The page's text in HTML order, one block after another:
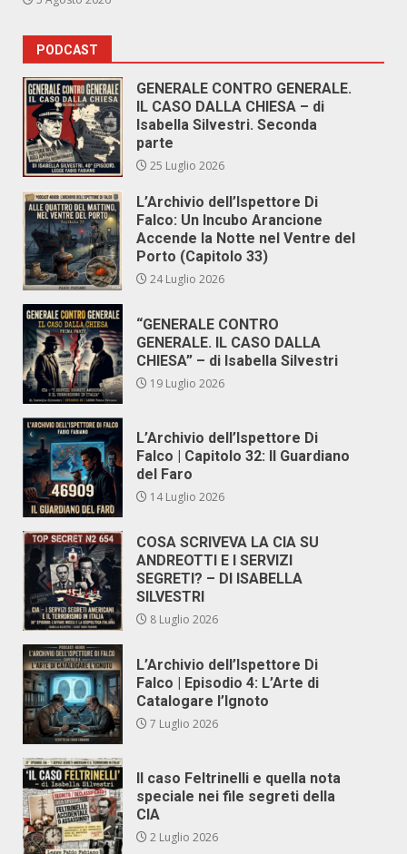
PODCAST
GENERALE CONTRO GENERALE.
IL CASO DALLA CHIESA – di
Isabella Silvestri. Seconda
parte
25 Luglio 2026
L’Archivio dell’Ispettore Di
Falco: Un Incubo Arancione
Accende la Notte nel Ventre del
Porto (Capitolo 33)
24 Luglio 2026
“GENERALE CONTRO
GENERALE. IL CASO DALLA
CHIESA” – di Isabella Silvestri
19 Luglio 2026
L’Archivio dell’Ispettore Di
Falco | Capitolo 32: Il Guardiano
del Faro
14 Luglio 2026
COSA SCRIVEVA LA CIA SU
ANDREOTTI E I SERVIZI
SEGRETI? – DI ISABELLA
SILVESTRI
8 Luglio 2026
L’Archivio dell’Ispettore Di
Falco | Episodio 4: L’Arte di
Catalogare l’Ignoto
7 Luglio 2026
Il caso Feltrinelli e quella nota
speciale nei file segreti della
CIA
2 Luglio 2026